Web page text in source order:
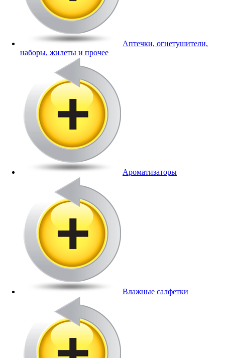
Аптечки, огнетушители,
наборы, жилеты и прочее
Ароматизаторы
Влажные салфетки